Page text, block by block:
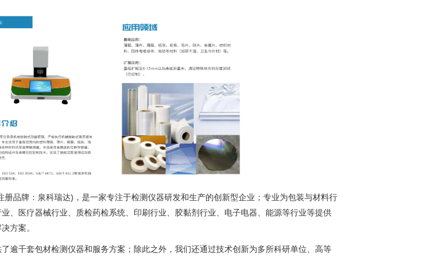
册品牌：泉科瑞达)，是一家专注于检测仪器研发和生产的创新型企业；专业为包装与材料行
、医疗器械行业、质检药检系统、印刷行业、胶黏剂行业、电子电器、能源等行业等提供
方案。
逾千套包材检测仪器和服务方案；除此之外，我们还通过技术创新为多所科研单位、高等